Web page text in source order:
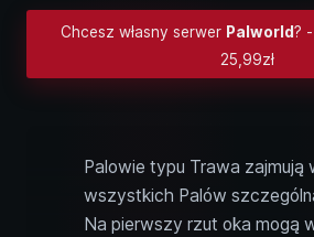
Chcesz własny serwer Palworld?
25,99zł
Palowie typu Trawa zajmują
wszystkich Palów
Na pierwszy rzut oka mogą